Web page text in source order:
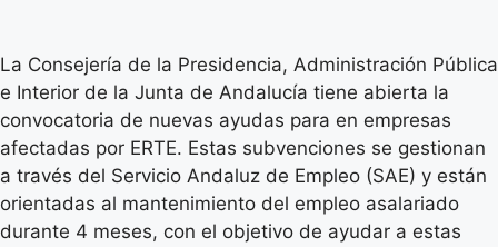
La Consejería de la Presidencia, Administración Pública
e Interior de la Junta de Andalucía tiene abierta la
convocatoria de nuevas ayudas para en empresas
afectadas por ERTE. Estas subvenciones se gestionan
a través del Servicio Andaluz de Empleo (SAE) y están
orientadas al mantenimiento del empleo asalariado
durante 4 meses, con el objetivo de ayudar a estas